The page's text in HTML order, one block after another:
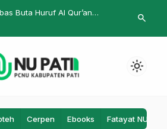
Melisa Imbau Kader IPPNU
Selama Ramadhan
Liga
search
light_mode
Cerpen Ebooks Fatayat NU